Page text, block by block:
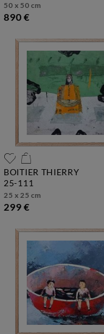
50 x 50 cm
890 €
BOITIER THIERRY
25-111
25 x 25 cm
299 €